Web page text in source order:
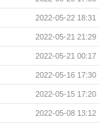
2022-05-22 18:31
2022-05-21 21:29
2022-05-21 00:17
2022-05-16 17:30
2022-05-15 17:20
2022-05-08 13:12